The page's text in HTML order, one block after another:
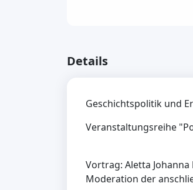
Details
Geschichtspolitik und
Veranstaltungsreihe
Vortrag: Aletta
Moderation der